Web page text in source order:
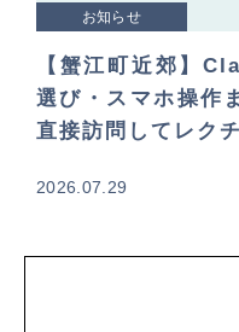
お知らせ
【蟹江町近郊】
選び・スマホ操作
直接訪問してレク
2026.07.29